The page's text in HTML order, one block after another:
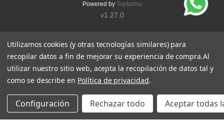
Powered by Topfarma
v1.27.0
Utilizamos cookies (y otras tecnologías similares) para
recopilar datos a fin de mejorar su experiencia de compra.Al
utilizar nuestro sitio web, acepta la recopilación de datos tal y
como se describe en Política de privacidad.
Configuración Rechazar todo Aceptar todas